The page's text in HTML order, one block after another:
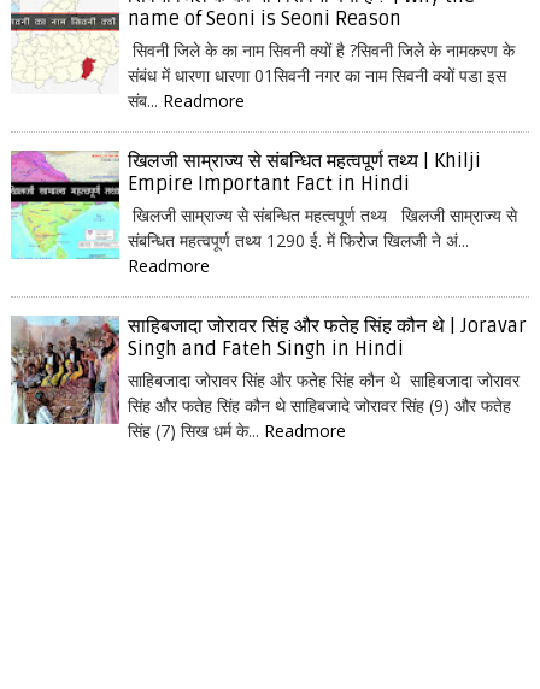
name of Seoni is Seoni Reason
सिवनी जिले के का नाम सिवनी क्यों है ?सिवनी जिले के नामकरण के
संबंध में धारणा धारणा 01सिवनी नगर का नाम सिवनी क्यों पडा इस
संब... Readmore
खिलजी साम्राज्य से संबन्धित महत्वपूर्ण तथ्य | Khilji
Empire Important Fact in Hindi
खिलजी साम्राज्य से संबन्धित महत्वपूर्ण तथ्य खिलजी साम्राज्य से
संबन्धित महत्वपूर्ण तथ्य 1290 ई. में फिरोज खिलजी ने अं...
Readmore
साहिबजादा जोरावर सिंह और फतेह सिंह कौन थे | Joravar
Singh and Fateh Singh in Hindi
साहिबजादा जोरावर सिंह और फतेह सिंह कौन थे साहिबजादा जोरावर
सिंह और फतेह सिंह कौन थे साहिबजादे जोरावर सिंह (9) और फतेह
सिंह (7) सिख धर्म के... Readmore